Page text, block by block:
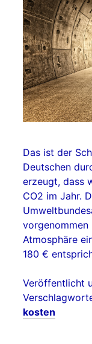
Das ist der
Deutschen
erzeugt, dass
CO2 im Jahr.
vorgenommen
Atmosphäre
180 €
Veröffentlicht
kosten